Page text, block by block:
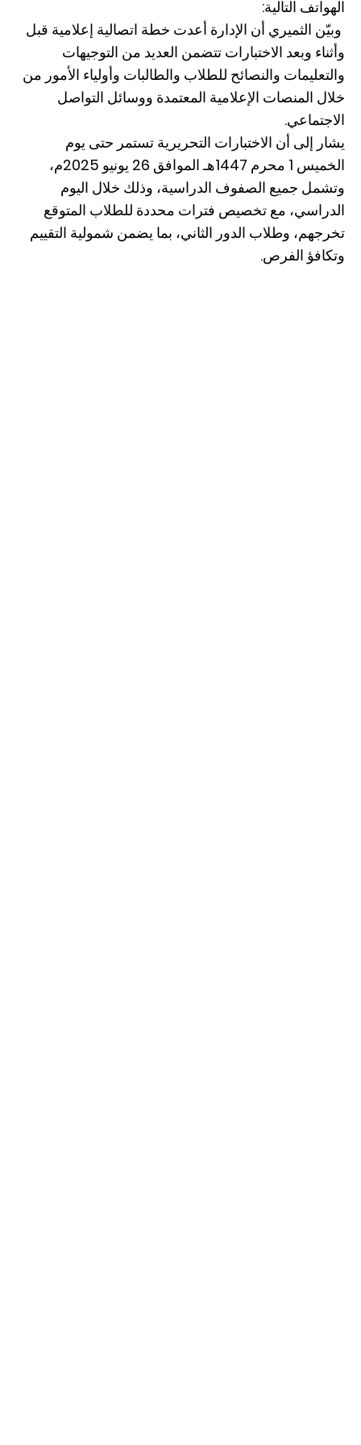
الهواتف التالية:
وبيّن الثميري أن الإدارة أعدت خطة اتصالية إعلامية قبل
وأثناء وبعد الاختبارات تتضمن العديد من التوجيهات
والتعليمات والنصائح للطلاب والطالبات وأولياء الأمور من
خلال المنصات الإعلامية المعتمدة ووسائل التواصل
الاجتماعي.
يشار إلى أن الاختبارات التحريرية تستمر حتى يوم
الخميس 1 محرم 1447هـ الموافق 26 يونيو 2025م،
وتشمل جميع الصفوف الدراسية، وذلك خلال اليوم
الدراسي، مع تخصيص فترات محددة للطلاب المتوقع
تخرجهم، وطلاب الدور الثاني، بما يضمن شمولية التقييم
وتكافؤ الفرص.